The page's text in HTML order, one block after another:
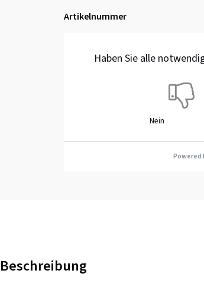
Artikelnummer
Haben Sie alle
Nein
Powered
Beschreibung